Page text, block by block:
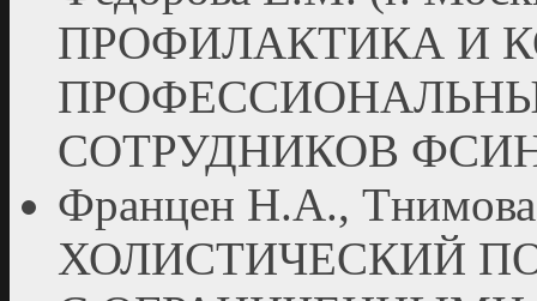
ПРОФИЛАКТИКА И
СОТРУДНИКОВ
Францен Н.А., Тнимова
ХОЛИСТИЧЕСКИЙ